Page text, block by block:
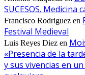
SUCESOS. Medicina
Francisco Rodriguez en
Festival Medieval
Luis Reyes Diez en
«Presencia de la
y sus vivencias en